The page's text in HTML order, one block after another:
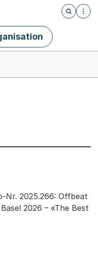
Öffnet
Geschäft
Nr. 2025.266: Offbeat
2026 – «The Best